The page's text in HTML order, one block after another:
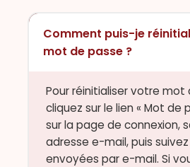
Comment puis-je
mot de passe ?
Pour réinitialiser votre mot
cliquez sur le lien « Mot de
sur la page de connexion,
adresse e-mail, puis
envoyées par e-mail. Si